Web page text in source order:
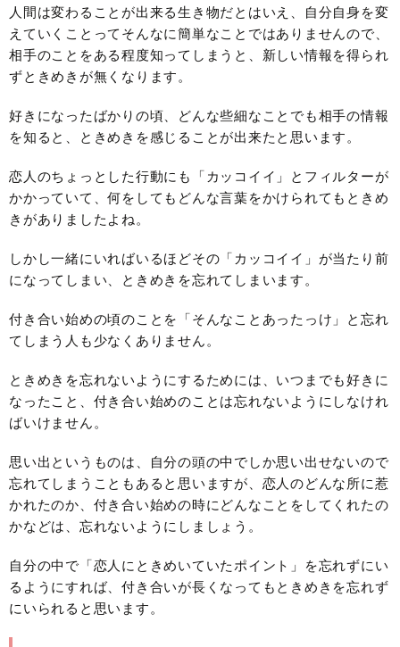
人間は変わることが出来る生き物だとはいえ、自分自身を変
えていくことってそんなに簡単なことではありませんので、
相手のことをある程度知ってしまうと、新しい情報を得られ
ずときめきが無くなります。
好きになったばかりの頃、どんな些細なことでも相手の情報
を知ると、ときめきを感じることが出来たと思います。
恋人のちょっとした行動にも「カッコイイ」とフィルターが
かかっていて、何をしてもどんな言葉をかけられてもときめ
きがありましたよね。
しかし一緒にいればいるほどその「カッコイイ」が当たり前
になってしまい、ときめきを忘れてしまいます。
付き合い始めの頃のことを「そんなことあったっけ」と忘れ
てしまう人も少なくありません。
ときめきを忘れないようにするためには、いつまでも好きに
なったこと、付き合い始めのことは忘れないようにしなけれ
ばいけません。
思い出というものは、自分の頭の中でしか思い出せないので
忘れてしまうこともあると思いますが、恋人のどんな所に惹
かれたのか、付き合い始めの時にどんなことをしてくれたの
かなどは、忘れないようにしましょう。
自分の中で「恋人にときめいていたポイント」を忘れずにい
るようにすれば、付き合いが長くなってもときめきを忘れず
にいられると思います。